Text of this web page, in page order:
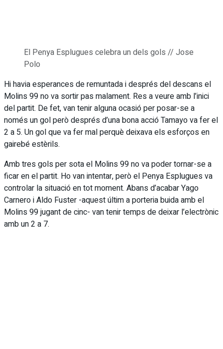
El Penya Esplugues celebra un dels gols // Jose
Polo
Hi havia esperances de remuntada i després del descans el
Molins 99 no va sortir pas malament. Res a veure amb l’inici
del partit. De fet, van tenir alguna ocasió per posar-se a
només un gol però després d’una bona acció Tamayo va fer el
2 a 5. Un gol que va fer mal perquè deixava els esforços en
gairebé estèrils.
Amb tres gols per sota el Molins 99 no va poder tornar-se a
ficar en el partit. Ho van intentar, però el Penya Esplugues va
controlar la situació en tot moment. Abans d’acabar Yago
Carnero i Aldo Fuster -aquest últim a porteria buida amb el
Molins 99 jugant de cinc- van tenir temps de deixar l’electrònic
amb un 2 a 7.